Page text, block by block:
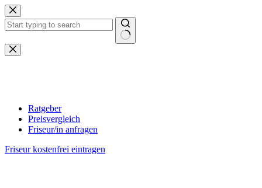
Zum
Inhalt
springen
Keine
Ergebnisse
Ratgeber
Preisvergleich
Friseur/in anfragen
Friseur kostenfrei eintragen